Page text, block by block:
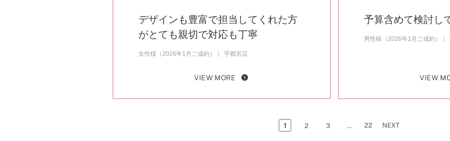
デザインも豊富で担当してくれた方
がとても親切で対応も丁寧
女性様（2026年1月ご成約） 宇都宮店
VIEW MORE
予算含めて検討し
男性様（2026年1月ご成約）
VIEW
1 2 3 … 22 NEXT